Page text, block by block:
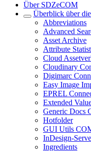
Über SDZeCOM
Überblick über
Abbreviations
Advanced
Asset Archive
Attribute
Cloud
Cloudinary
Digimarc
Easy Image
EPREL
Extended
Generic Docs
Hotfolder
GUI Utils
InDesign-
Ingredients